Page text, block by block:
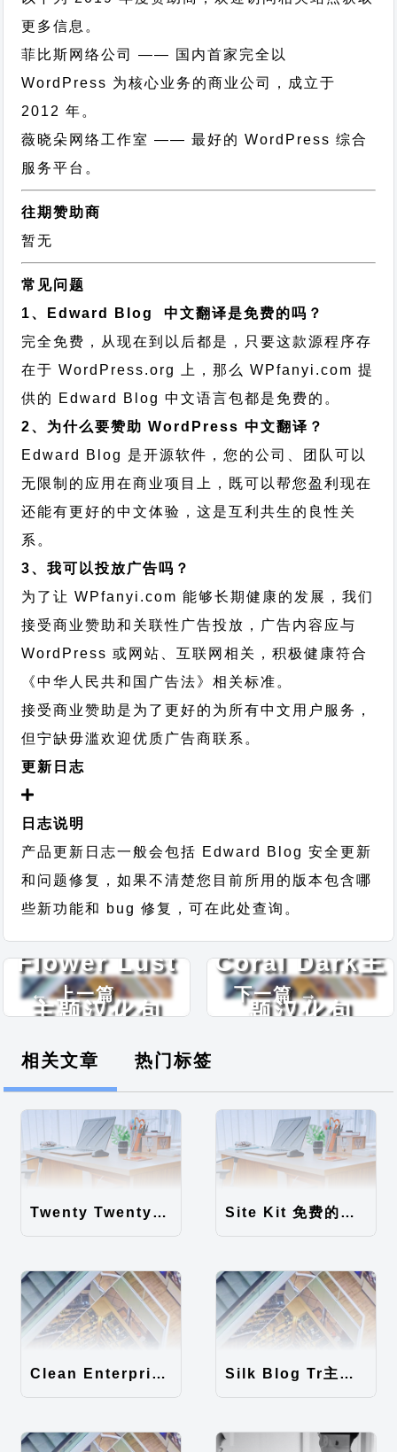
更多信息。
菲比斯网络公司
—— 国内首家完全以
WordPress 为核心业务的商业公司，成立于
2012 年。
薇晓朵网络工作室 —— 最好的 WordPress 综合
服务平台。
往期赞助商
暂无
常见问题
1、Edward Blog 中文翻译是免费的吗？
完全免费，从现在到以后都是，只要这款源程序存
在于 WordPress.org 上，那么 WPfanyi.com 提
供的 Edward Blog 中文语言包都是免费的。
2、为什么要赞助 WordPress 中文翻译？
Edward Blog 是开源软件，您的公司、团队可以
无限制的应用在商业项目上，既可以帮您盈利现在
还能有更好的中文体验，这是互利共生的良性关
系。
3、我可以投放广告吗？
为了让 WPfanyi.com 能够长期健康的发展，我们
接受商业赞助和关联性广告投放，广告内容应与
WordPress 或网站、互联网相关，积极健康符合
《中华人民共和国广告法》相关标准。
接受商业赞助是为了更好的为所有中文用户服务，
但宁缺毋滥欢迎优质广告商联系。
更新日志
日志说明
产品更新日志一般会包括 Edward Blog 安全更新
和问题修复，如果不清楚您目前所用的版本包含哪
些新功能和 bug 修复，可在此处查询。
← 上一篇
Flower Lust
主题汉化包
下一篇 →
Coral Dark主
题汉化包
相关文章 热门标签
Twenty Twenty-Five 免费的WordPress内容主题 Site Kit 免费的WordPress数据统计插件
Clean Enterprise主题汉化包 Silk Blog Tr主题汉化包